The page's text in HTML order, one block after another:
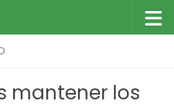
mantener los